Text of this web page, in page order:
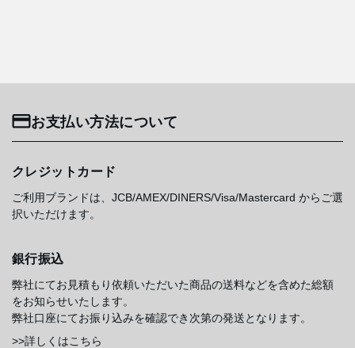
お支払い方法について
クレジットカード
ご利用ブランドは、JCB/AMEX/DINERS/Visa/Mastercard からご選
択いただけます。
銀行振込
弊社にてお見積もり依頼いただいた商品の送料などを含めた総額
をお知らせいたします。
弊社口座にてお振り込みを確認でき次第の発送となります。
>>詳しくはこちら